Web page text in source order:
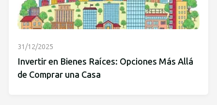
31/12/2025
Invertir en Bienes Raíces: Opciones Más Allá
de Comprar una Casa